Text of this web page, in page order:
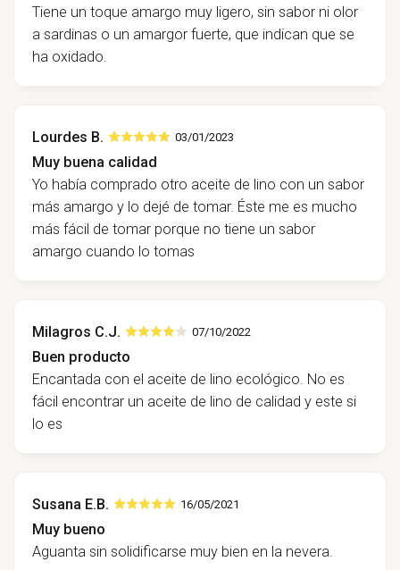
Tiene un toque amargo muy ligero, sin sabor ni olor
a sardinas o un amargor fuerte, que indican que se
ha oxidado.
Lourdes B. 03/01/2023
Muy buena calidad
Yo había comprado otro aceite de lino con un sabor
más amargo y lo dejé de tomar. Éste me es mucho
más fácil de tomar porque no tiene un sabor
amargo cuando lo tomas
Milagros C.J. 07/10/2022
Buen producto
Encantada con el aceite de lino ecológico. No es
fácil encontrar un aceite de lino de calidad y este si
lo es
Susana E.B. 16/05/2021
Muy bueno
Aguanta sin solidificarse muy bien en la nevera.